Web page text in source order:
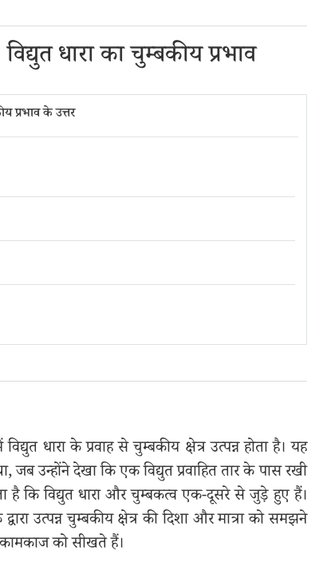
धारा का चुम्बकीय प्रभाव
प्रभाव के उत्तर
धारा के प्रवाह से चुम्बकीय क्षेत्र उत्पन्न होता है। यह
जब उन्होंने देखा कि एक विद्युत प्रवाहित तार के पास रखी
कि विद्युत धारा और चुम्बकत्व एक-दूसरे से जुड़े हुए हैं।
उत्पन्न चुम्बकीय क्षेत्र की दिशा और मात्रा को समझने
को सीखते हैं।